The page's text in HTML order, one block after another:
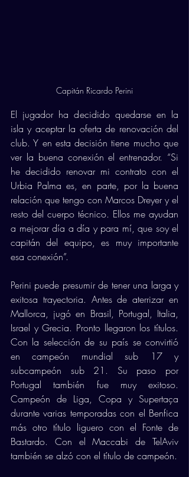
Capitán Ricardo Perini
El jugador ha decidido quedarse en la
isla y aceptar la oferta de renovación del
club. Y en esta decisión tiene mucho que
ver la buena conexión el entrenador. “Si
he decidido renovar mi contrato con el
Urbia Palma es, en parte, por la buena
relación que tengo con Marcos Dreyer y el
resto del cuerpo técnico. Ellos me ayudan
a mejorar día a día y para mí, que soy el
capitán del equipo, es muy importante
esa conexión”.
Perini puede presumir de tener una larga y
exitosa trayectoria. Antes de aterrizar en
Mallorca, jugó en Brasil, Portugal, Italia,
Israel y Grecia. Pronto llegaron los títulos.
Con la selección de su país se convirtió
en campeón mundial sub 17 y
subcampeón sub 21. Su paso por
Portugal también fue muy exitoso.
Campeón de Liga, Copa y Supertaça
durante varias temporadas con el Benfica
más otro título liguero con el Fonte de
Bastardo. Con el Maccabi de TelAviv
también se alzó con el título de campeón.